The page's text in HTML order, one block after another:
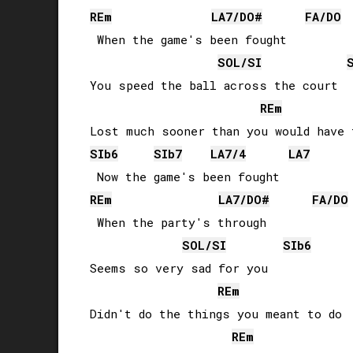
REm LA7/DO# FA/DO
When the game's been fought
SOL/SI
You speed the ball across the court
REm
SIb6 SIb7 LA7/4 LA7
REm LA7/DO# FA/DO
When the party's through
SOL/SI SIb6
Seems so very sad for you
REm
Didn't do the things you meant to do
REm